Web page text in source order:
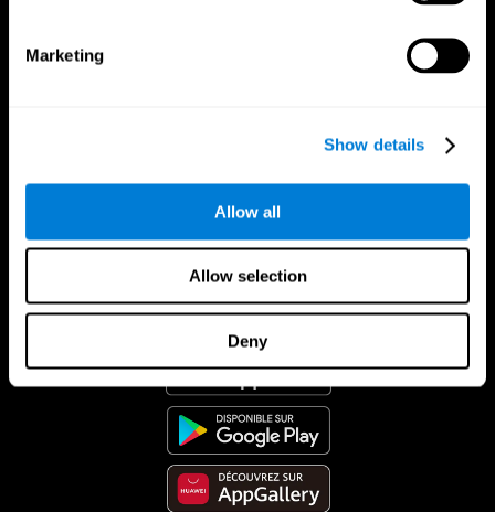
Marketing
Show details
Allow all
Allow selection
Deny
App CogniFit